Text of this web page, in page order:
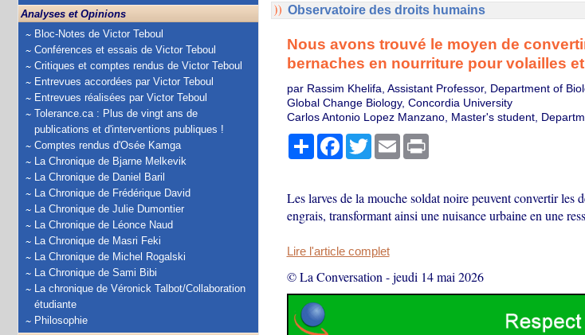
Analyses et Opinions
Bloc-Notes de Victor Teboul
Conférences et essais de Victor Teboul
Critiques et comptes rendus de Victor Teboul
Entrevues accordées par Victor Teboul
Entrevues réalisées par Victor Teboul
Tolerance.ca : Plus de vingt ans de
publications et d'interventions publiques !
Comptes rendus d'Osée Kamga
La Chronique de Bjarne Melkevik
La Chronique de Daniel Baril
La Chronique de Frédérique David
La Chronique de Julie Dumontier
La Chronique de Léonce Naud
La Chronique de Masri Feki
La Chronique de Michel Rogalski
La Chronique de Sami Bibi
La chronique de Véronick Talbot/Collaboration
étudiante
Philosophie
Observatoire des droits humains
Nous avons trouvé le moyen de
bernaches en nourriture pour volailles
par Rassim Khelifa, Assistant Professor, Department of
Global Change Biology, Concordia University
Carlos Antonio Lopez Manzano, Master's student,
PartagerFacebook
TwitterEmail Print
Les larves de la mouche soldat noire peuvent convertir les
engrais, transformant ainsi une nuisance urbaine en une
Lire l'article complet
© La Conversation -jeudi 14 mai 2026